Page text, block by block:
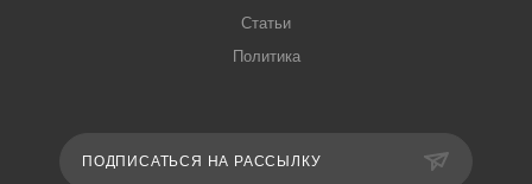
Статьи
Политика
ПОДПИСАТЬСЯ НА РАССЫЛКУ